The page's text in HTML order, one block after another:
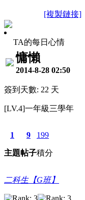
[複製鏈接]
TA的每日心情
慵懶
2014-8-28 02:50
簽到天數: 22 天
[LV.4]一年級三學年
1
主題
9
帖子
199
積分
二科生【G班】